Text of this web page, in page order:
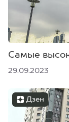
Самые
29.09.2023
Дзен